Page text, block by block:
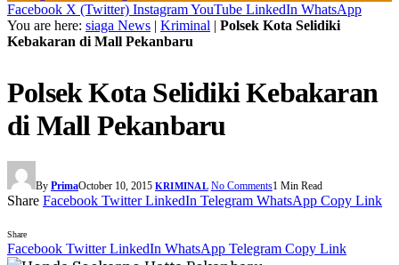
Facebook X (Twitter) InstagramYouTube LinkedIn WhatsApp
You are here: siaga News | Kriminal | Polsek Kota Selidiki
Kebakaran di Mall Pekanbaru
Polsek Kota Selidiki Kebakaran
di Mall Pekanbaru
By PrimaOctober 10, 2015 KRIMINAL No Comments1 Min Read
Share Facebook Twitter LinkedIn Telegram WhatsApp Copy Link
Share
Facebook Twitter LinkedIn WhatsApp Telegram Copy Link